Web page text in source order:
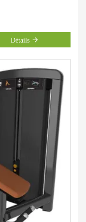
Détails